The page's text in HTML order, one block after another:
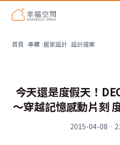
首頁 專欄 居家設計 設計提案
今天還是度假天！
～穿越記憶感動片刻
2015-04-08 ·